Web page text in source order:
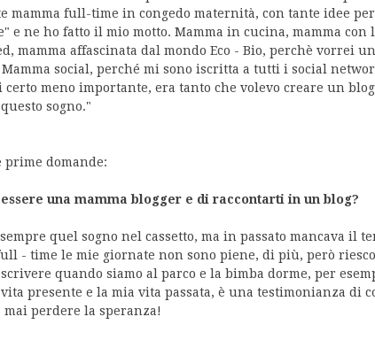
mamma full-time in congedo maternità, con tante idee
e ne ho fatto il mio motto. Mamma in cucina, mamma con
mamma affascinata dal mondo Eco - Bio, perchè vorrei
social, perché mi sono iscritta a tutti i social
certo meno importante, era tanto che volevo creare un
sogno."
prime domande:
una mamma blogger e di raccontarti in un blog?
quel sogno nel cassetto, ma in passato mancava il
- time le mie giornate non sono piene, di più, però
quando siamo al parco e la bimba dorme, per
presente e la mia vita passata, è una testimonianza di
perdere la speranza!